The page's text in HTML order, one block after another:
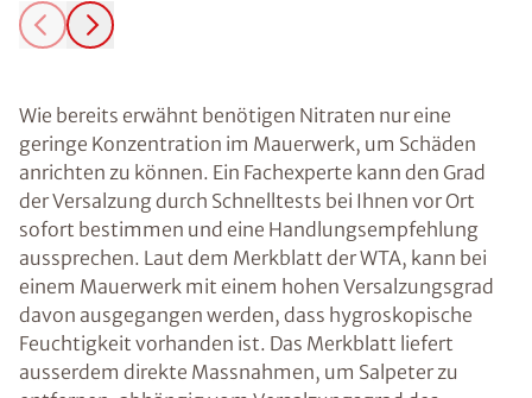
Wie bereits erwähnt benötigen Nitraten nur eine
geringe Konzentration im Mauerwerk, um Schäden
anrichten zu können. Ein Fachexperte kann den Grad
der Versalzung durch Schnelltests bei Ihnen vor Ort
sofort bestimmen und eine Handlungsempfehlung
aussprechen. Laut dem Merkblatt der WTA, kann bei
einem Mauerwerk mit einem hohen Versalzungsgrad
davon ausgegangen werden, dass hygroskopische
Feuchtigkeit vorhanden ist. Das Merkblatt liefert
ausserdem direkte Massnahmen, um Salpeter zu